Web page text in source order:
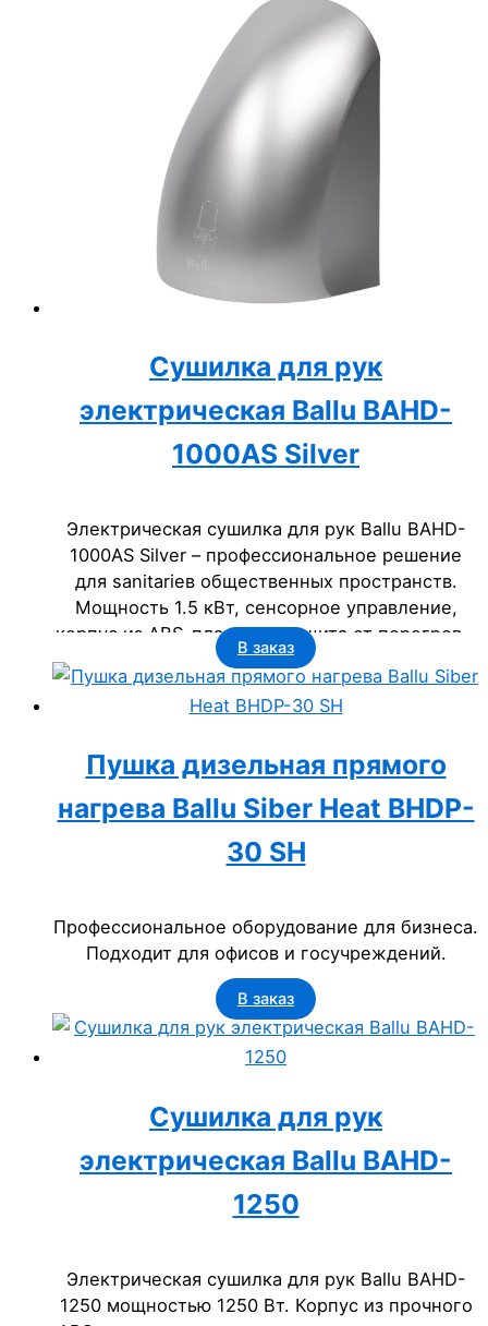
Сушилка для рук
электрическая Ballu BAHD-
1000AS Silver
Электрическая сушилка для рук Ballu BAHD-
1000AS Silver – профессиональное решение
для sanitariев общественных пространств.
Мощность 1.5 кВт, сенсорное управление,
корпус из ABS-пластика, защита от перегрева.
Срок службы 5 лет, класс IP23. Идеально для
офисов, гостиниц, госучреждений.
В заказ
Пушка дизельная прямого
нагрева Ballu Siber Heat BHDP-
30 SH
Профессиональное оборудование для бизнеса.
Подходит для офисов и госучреждений.
В заказ
Сушилка для рук
электрическая Ballu BAHD-
1250
Электрическая сушилка для рук Ballu BAHD-
1250 мощностью 1250 Вт. Корпус из прочного